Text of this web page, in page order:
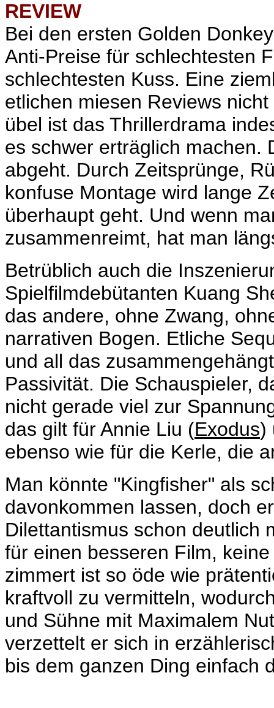
REVIEW
Bei den ersten Golden
Anti-Preise für schlechtesten
schlechtesten Kuss. Eine
etlichen miesen Reviews
übel ist das Thrillerdrama
es schwer erträglich machen.
abgeht. Durch Zeitsprünge,
konfuse Montage wird lange
überhaupt geht. Und wenn
zusammenreimt, hat man
Betrüblich auch die
Spielfilmdebütanten Kuang
das andere, ohne Zwang,
narrativen Bogen. Etliche
und all das
Passivität. Die Schauspieler,
nicht gerade viel zur
das gilt für Annie Liu (Exodus)
ebenso wie für die Kerle, die
Man könnte "Kingfisher" als
davonkommen lassen, doch
Dilettantismus schon deutlich
für einen besseren Film,
zimmert ist so öde wie
kraftvoll zu vermitteln,
und Sühne mit Maximalem
verzettelt er sich in
bis dem ganzen Ding einfach